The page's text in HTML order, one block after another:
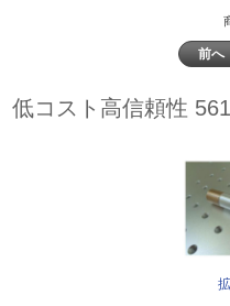
前へ
低コスト高信頼性